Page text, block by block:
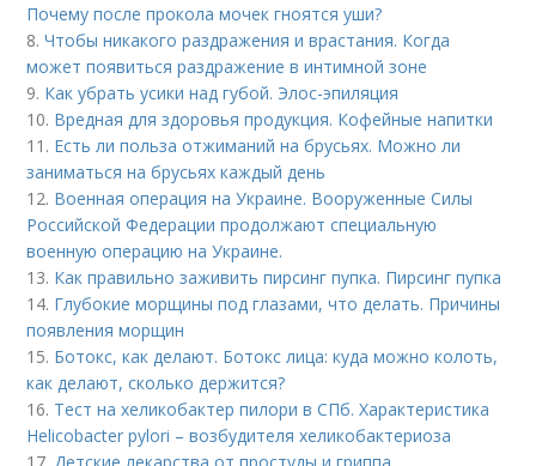
Почему после прокола мочек гноятся уши?
8.Чтобы никакого раздражения и врастания. Когда
может появиться раздражение в интимной зоне
9. Как убрать усики над губой. Элос-эпиляция
10. Вредная для здоровья продукция. Кофейные напитки
11. Есть ли польза отжиманий на брусьях. Можно ли
заниматься на брусьях каждый день
12. Военная операция на Украине. Вооруженные Силы
Российской Федерации продолжают специальную
военную операцию на Украине.
13. Как правильно заживить пирсинг пупка. Пирсинг пупка
14. Глубокие морщины под глазами, что делать. Причины
появления морщин
15. Ботокс, как делают. Ботокс лица: куда можно колоть,
как делают, сколько держится?
16. Тест на хеликобактер пилори в СПб. Характеристика
Helicobacter pylori – возбудителя хеликобактериоза